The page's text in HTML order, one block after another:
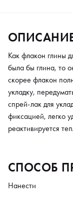
Как флакон глины
была бы глина, то
скорее флакон
укладку,
спрей-лак для
фиксацией, легко
реактивируется
СПОСОБ
Нанести